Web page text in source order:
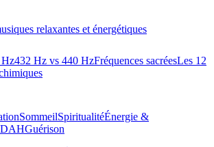
relaxantes et énergétiques
Hz432 Hz vs 440 HzFréquences sacréesLes 12
SommeilSpiritualitéÉnergie &
Guérison